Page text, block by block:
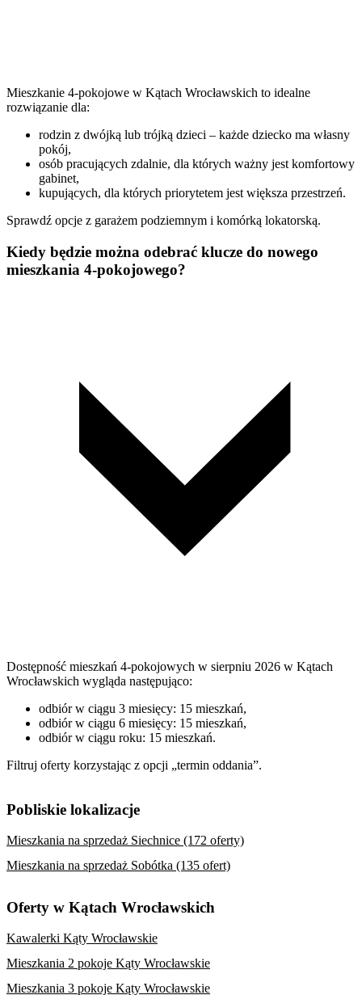
Mieszkanie 4-pokojowe w Kątach Wrocławskich to idealne
rozwiązanie dla:
rodzin z dwójką lub trójką dzieci – każde dziecko ma własny
pokój,
osób pracujących zdalnie, dla których ważny jest komfortowy
gabinet,
kupujących, dla których priorytetem jest większa przestrzeń.
Sprawdź opcje z garażem podziemnym i komórką lokatorską.
Kiedy będzie można odebrać klucze do nowego
mieszkania 4-pokojowego?
Dostępność mieszkań 4-pokojowych w sierpniu 2026 w Kątach
Wrocławskich wygląda następująco:
odbiór w ciągu 3 miesięcy: 15 mieszkań,
odbiór w ciągu 6 miesięcy: 15 mieszkań,
odbiór w ciągu roku: 15 mieszkań.
Filtruj oferty korzystając z opcji „termin oddania”.
Pobliskie lokalizacje
Mieszkania na sprzedaż Siechnice (172 oferty)
Mieszkania na sprzedaż Sobótka (135 ofert)
Oferty w Kątach Wrocławskich
Kawalerki Kąty Wrocławskie
Mieszkania 2 pokoje Kąty Wrocławskie
Mieszkania 3 pokoje Kąty Wrocławskie